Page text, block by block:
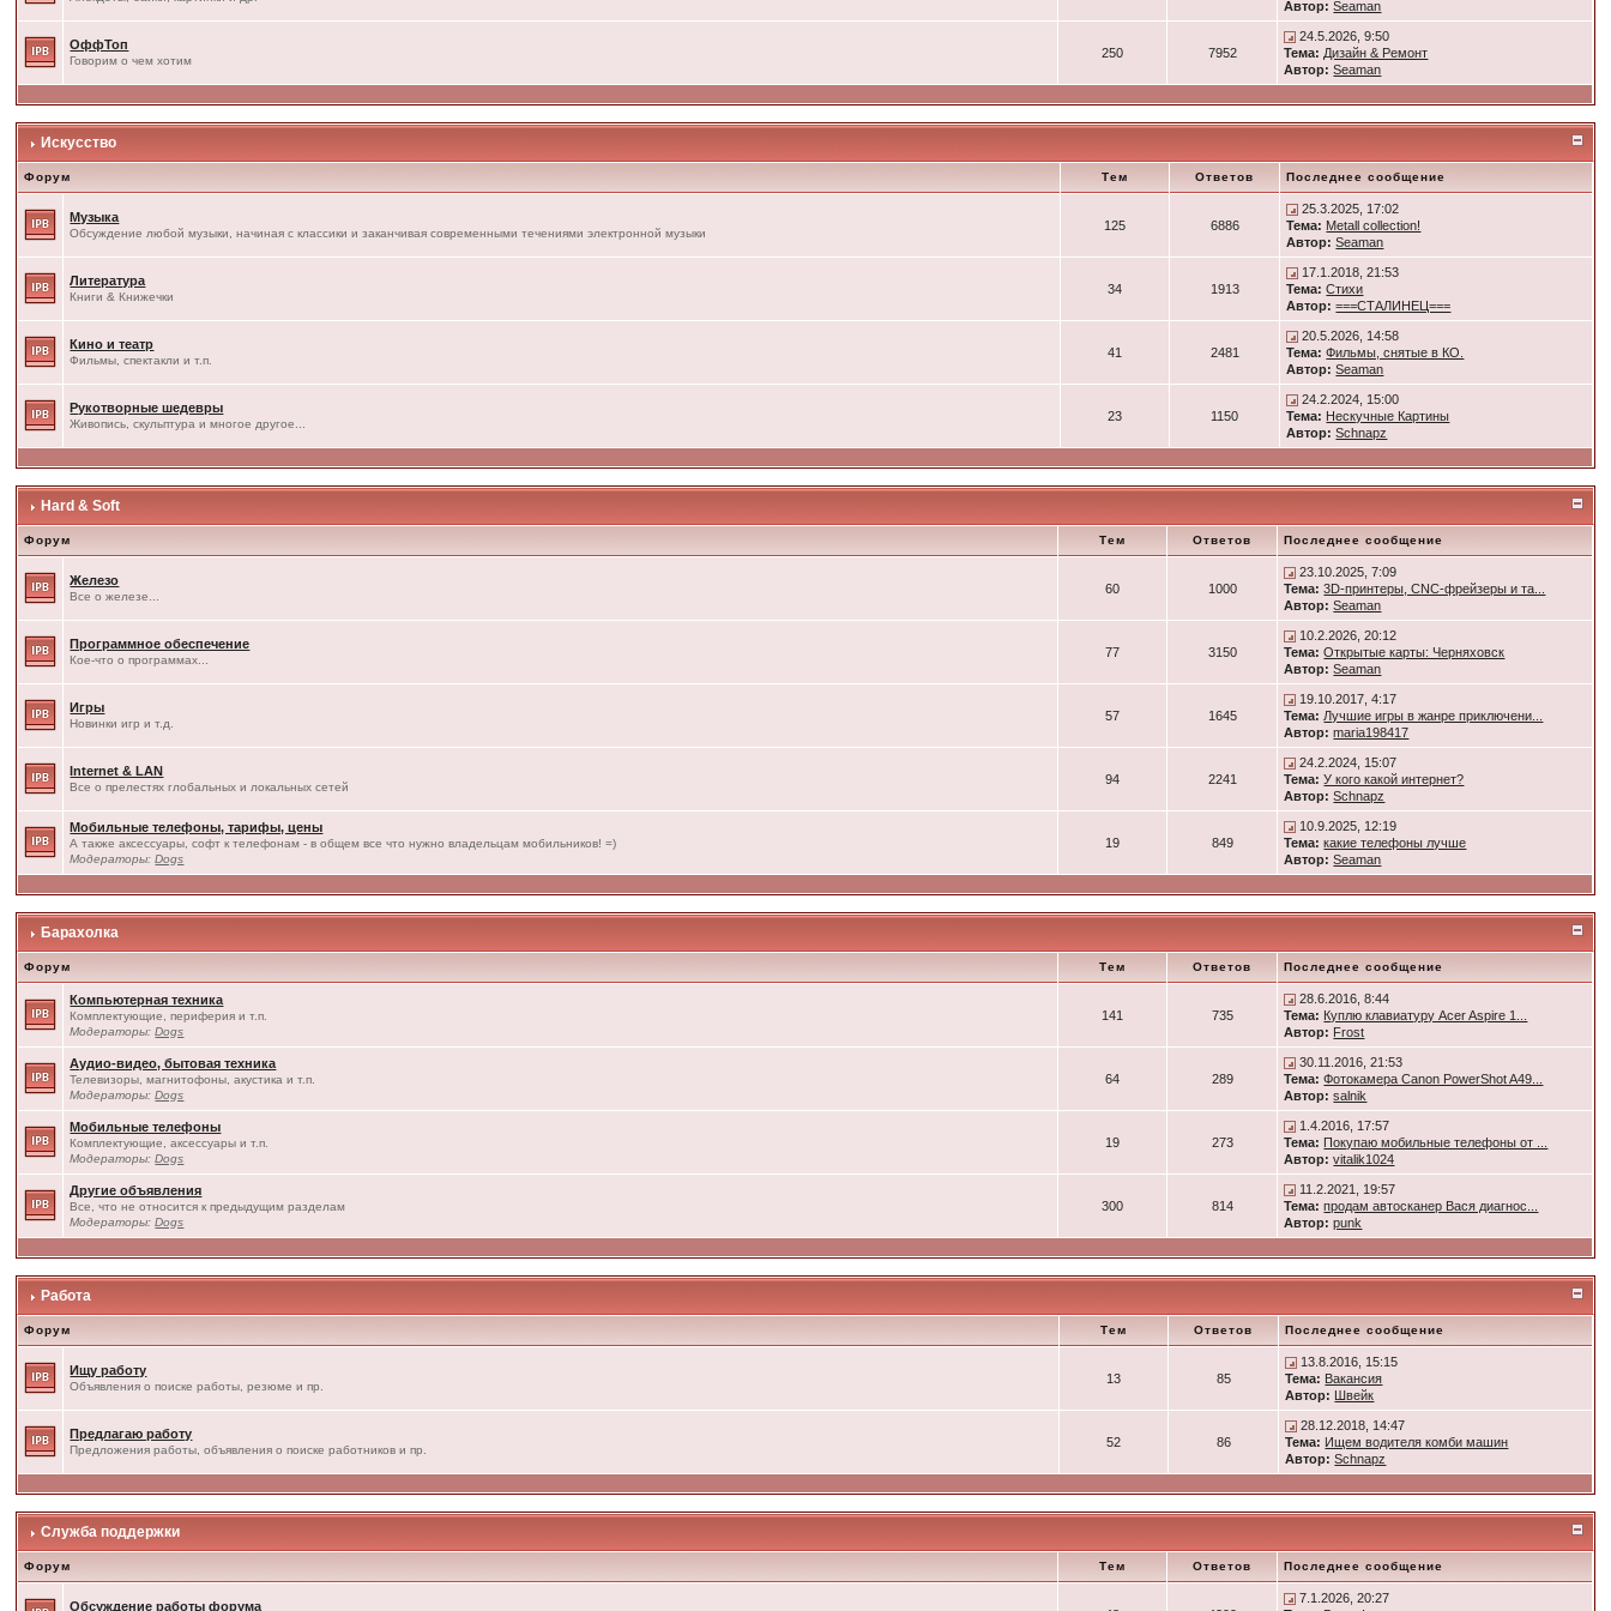
Автор: Seaman
ОффТоп
Говорим о чем хотим
250 7952
24.5.2026, 9:50
Тема: Дизайн & Ремонт
Автор: Seaman
Искусство
Форум Тем Ответов Последнее сообщение
Музыка
Обсуждение любой музыки, начиная с классики и заканчивая современными течениями электронной музыки
125 6886
25.3.2025, 17:02
Тема: Metall collection!
Автор: Seaman
Литература
Книги & Книжечки
34 1913
17.1.2018, 21:53
Тема: Стихи
Автор: ===СТАЛИНЕЦ===
Кино и театр
Фильмы, спектакли и т.п.
41 2481
20.5.2026, 14:58
Тема: Фильмы, снятые в КО.
Автор: Seaman
Рукотворные шедевры
Живопись, скульптура и многое другое...
23 1150
24.2.2024, 15:00
Тема: Нескучные Картины
Автор: Schnapz
Hard & Soft
Форум Тем Ответов Последнее сообщение
Железо
Все о железе...
60 1000
23.10.2025, 7:09
Тема: 3D-принтеры, CNC-фрейзеры и та...
Автор: Seaman
Программное обеспечение
Кое-что о программах...
77 3150
10.2.2026, 20:12
Тема: Открытые карты: Черняховск
Автор: Seaman
Игры
Новинки игр и т.д.
57 1645
19.10.2017, 4:17
Тема: Лучшие игры в жанре приключени...
Автор: maria198417
Internet & LAN
Все о прелестях глобальных и локальных сетей
94 2241
24.2.2024, 15:07
Тема: У кого какой интернет?
Автор: Schnapz
Мобильные телефоны, тарифы, цены
А также аксессуары, софт к телефонам - в общем все что нужно владельцам мобильников! =)
Модераторы:Dogs
19 849
10.9.2025, 12:19
Тема: какие телефоны лучше
Автор: Seaman
Барахолка
Форум Тем Ответов Последнее сообщение
Компьютерная техника
Комплектующие, периферия и т.п.
Модераторы:Dogs
141 735
28.6.2016, 8:44
Тема: Куплю клавиатуру Acer Aspire 1...
Автор: Frost
Аудио-видео, бытовая техника
Телевизоры, магнитофоны, акустика и т.п.
Модераторы:Dogs
64 289
30.11.2016, 21:53
Тема: Фотокамера Canon PowerShot A49...
Автор: salnik
Мобильные телефоны
Комплектующие, аксессуары и т.п.
Модераторы:Dogs
19 273
1.4.2016, 17:57
Тема: Покупаю мобильные телефоны от ...
Автор: vitalik1024
Другие объявления
Все, что не относится к предыдущим разделам
Модераторы:Dogs
300 814
11.2.2021, 19:57
Тема: продам автосканер Вася диагнос...
Автор: punk
Работа
Форум Тем Ответов Последнее сообщение
Ищу работу
Объявления о поиске работы, резюме и пр.
13 85
13.8.2016, 15:15
Тема: Вакансия
Автор: Швейк
Предлагаю работу
Предложения работы, объявления о поиске работников и пр.
52 86
28.12.2018, 14:47
Тема: Ищем водителя комби машин
Автор: Schnapz
Служба поддержки
Форум Тем Ответов Последнее сообщение
Обсуждение работы форума
7.1.2026, 20:27